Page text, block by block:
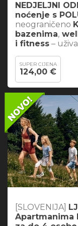
NEDJELJNI
noćenje s
neograničeno
bazenima,
i fitness –
SUPER CIJENA
124,00 €
[SLOVENIJA]
Apartmanima